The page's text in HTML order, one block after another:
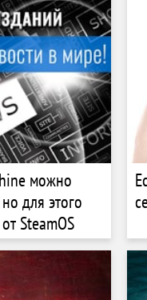
можно
для этого
SteamOS